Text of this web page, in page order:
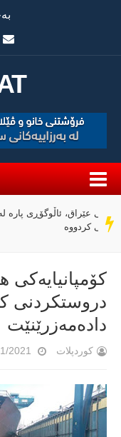
سەر
دێڕ
كۆمپانیایه‌كی
دروستكردنی
داده‌مه‌زرێنێت
کوردپلات 4/01/2021